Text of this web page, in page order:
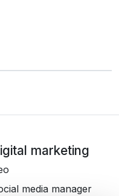
marketing
media manager